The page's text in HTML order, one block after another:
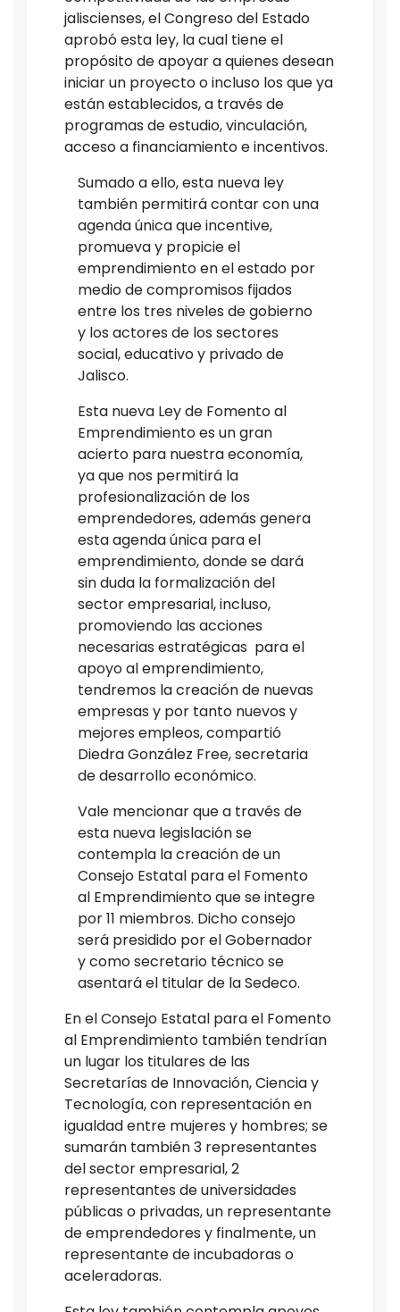
jaliscienses, el Congreso del Estado
aprobó esta ley, la cual tiene el
propósito de apoyar a quienes desean
iniciar un proyecto o incluso los que ya
están establecidos, a través de
programas de estudio, vinculación,
acceso a financiamiento e incentivos.
Sumado a ello, esta nueva ley
también permitirá contar con una
agenda única que incentive,
promueva y propicie el
emprendimiento en el estado por
medio de compromisos fijados
entre los tres niveles de gobierno
y los actores de los sectores
social, educativo y privado de
Jalisco.
Esta nueva Ley de Fomento al
Emprendimiento es un gran
acierto para nuestra economía,
ya que nos permitirá la
profesionalización de los
emprendedores, además genera
esta agenda única para el
emprendimiento, donde se dará
sin duda la formalización del
sector empresarial, incluso,
promoviendo las acciones
necesarias estratégicas para el
apoyo al emprendimiento,
tendremos la creación de nuevas
empresas y por tanto nuevos y
mejores empleos, compartió
Diedra González Free, secretaria
de desarrollo económico.
Vale mencionar que a través de
esta nueva legislación se
contempla la creación de un
Consejo Estatal para el Fomento
al Emprendimiento que se integre
por 11 miembros. Dicho consejo
será presidido por el Gobernador
y como secretario técnico se
asentará el titular de la Sedeco.
En el Consejo Estatal para el Fomento
al Emprendimiento también tendrían
un lugar los titulares de las
Secretarías de Innovación, Ciencia y
Tecnología, con representación en
igualdad entre mujeres y hombres; se
sumarán también 3 representantes
del sector empresarial, 2
representantes de universidades
públicas o privadas, un representante
de emprendedores y finalmente, un
representante de incubadoras o
aceleradoras.